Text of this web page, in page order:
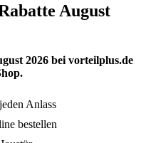
August
2026 bei vorteilplus.de
Anlass
bestellen